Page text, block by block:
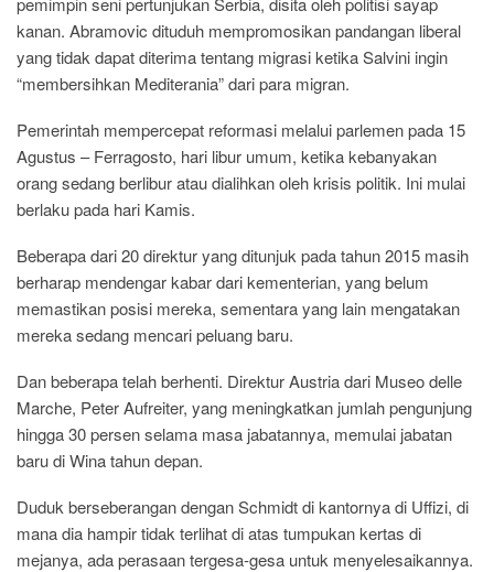
kanan. Abramovic dituduh mempromosikan pandangan liberal
yang tidak dapat diterima tentang migrasi ketika Salvini ingin
“membersihkan Mediterania” dari para migran.
Pemerintah mempercepat reformasi melalui parlemen pada 15
Agustus – Ferragosto, hari libur umum, ketika kebanyakan
orang sedang berlibur atau dialihkan oleh krisis politik. Ini mulai
berlaku pada hari Kamis.
Beberapa dari 20 direktur yang ditunjuk pada tahun 2015 masih
berharap mendengar kabar dari kementerian, yang belum
memastikan posisi mereka, sementara yang lain mengatakan
mereka sedang mencari peluang baru.
Dan beberapa telah berhenti. Direktur Austria dari Museo delle
Marche, Peter Aufreiter, yang meningkatkan jumlah pengunjung
hingga 30 persen selama masa jabatannya, memulai jabatan
baru di Wina tahun depan.
Duduk berseberangan dengan Schmidt di kantornya di Uffizi, di
mana dia hampir tidak terlihat di atas tumpukan kertas di
mejanya, ada perasaan tergesa-gesa untuk menyelesaikannya.